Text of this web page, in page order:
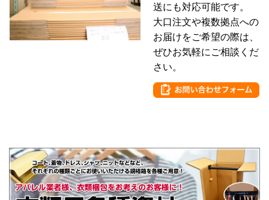
送にも対応可能です。
大口注文や複数拠点への
お届けをご希望の際は、
ぜひお気軽にご相談くだ
さい。